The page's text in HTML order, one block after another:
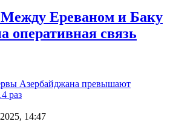
Ереваном и Баку
оперативная связь
14:47